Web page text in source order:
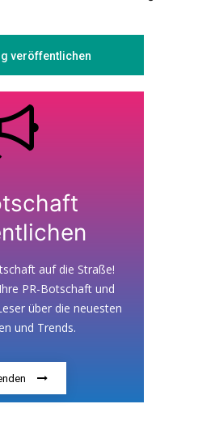
veröffentlichen
auf die Straße!
PR-Botschaft und
über die neuesten
und Trends.